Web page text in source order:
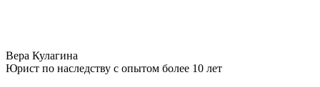
Вера Кулагина
Юрист по наследству с опытом более 10 лет